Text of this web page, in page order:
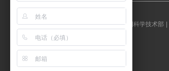
友情链接： 中华人民共和国科学技术部